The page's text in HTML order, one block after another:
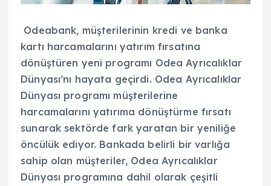
Odeabank, müşterilerinin kredi ve banka
kartı harcamalarını yatırım fırsatına
dönüştüren yeni programı Odea Ayrıcalıklar
Dünyası’nı hayata geçirdi. Odea Ayrıcalıklar
Dünyası programı müşterilerine
harcamalarını yatırıma dönüştürme fırsatı
sunarak sektörde fark yaratan bir yeniliğe
öncülük ediyor. Bankada belirli bir varlığa
sahip olan müşteriler, Odea Ayrıcalıklar
Dünyası programına dahil olarak çeşitli